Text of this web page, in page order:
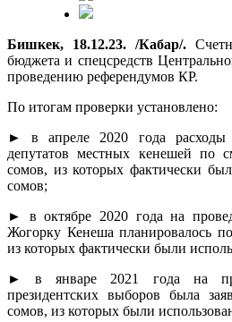
Бишкек, 18.12.23. /Кабар/.
бюджета и спецсредств
проведению референдумов КР.
По итогам проверки установлено:
► в апреле 2020 года расходы
депутатов местных кенешей по
сомов, из которых фактически
сомов;
► в октябре 2020 года на
Жогорку Кенеша планировалось
из которых фактически были
► в январе 2021 года на
президентских выборов была
сомов, из которых были